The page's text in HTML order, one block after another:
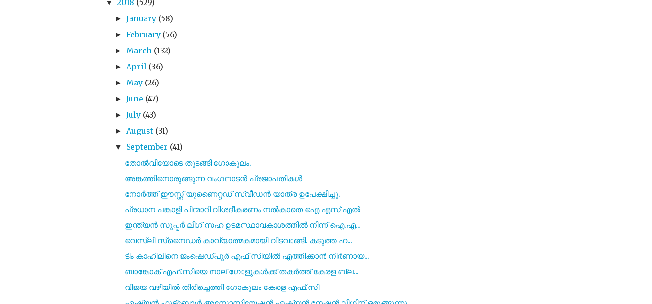
▼ 2018 (529)
►January (58)
►February (56)
► March (132)
► April (36)
► May (26)
►June (47)
►July (43)
► August (31)
▼ September (41)
തോൽവിയോടെ തുടങ്ങി ഗോകുലം.
അങ്കത്തിനൊരുങ്ങുന്ന വംഗനാടൻ പ്രജാപതികൾ
നോർത്ത് ഈസ്റ്റ് യുണൈറ്റഡ് സ്വീഡൻ യാത്ര ഉപേക്ഷിച്ചു.
പ്രധാന പങ്കാളി പിന്മാറി വിശദീകരണം നൽകാതെ ഐ എസ് എൽ
ഇന്ത്യൻ സൂപ്പർ ലീഗ് സഹ ഉടമസ്ഥാവകാശത്തിൽ നിന്ന് ഐ.എ...
വെസ്ലി സ്‌നൈഡർ കാവ്യാത്മകമായി വിടവാങ്ങി. കടുത്ത ഹ...
ടിം കാഹിലിനെ ജംഷെഡ്പൂർ എഫ് സിയിൽ എത്തിക്കാൻ നിർണായ...
ബാങ്കോക് എഫ്.സിയെ നാല് ഗോളുകൾക്ക് തകർത്ത് കേരള ബ്ല...
വിജയ വഴിയിൽ തിരിച്ചെത്തി ഗോകുലം കേരള എഫ്.സി